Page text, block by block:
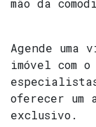
mão da
Agende
imóvel com
oferecer um
exclusivo.